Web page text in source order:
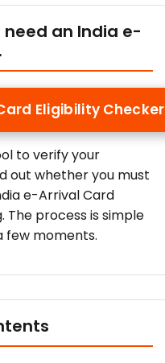
need an India e-
Eligibility Checker
to verify your
out whether you must
e-Arrival Card
The process is simple
few moments.